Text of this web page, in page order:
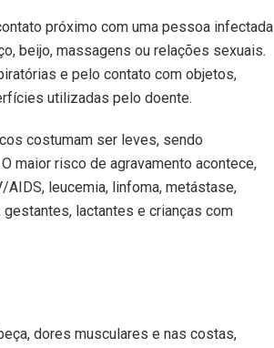
próximo com uma pessoa infectada
beijo, massagens ou relações sexuais.
e pelo contato com objetos,
utilizadas pelo doente.
costumam ser leves, sendo
maior risco de agravamento acontece,
leucemia, linfoma, metástase,
lactantes e crianças com
dores musculares e nas costas,